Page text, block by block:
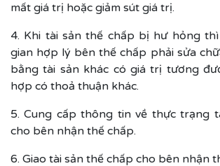
mất giá trị hoặc giảm sút giá trị.
4. Khi tài sản thế chấp bị hư hỏng
gian hợp lý bên thế chấp phải sửa
bằng tài sản khác có giá trị tương
hợp có thoả thuận khác.
5. Cung cấp thông tin về thực trạng
cho bên nhận thế chấp.
6. Giao tài sản thế chấp cho bên nhận